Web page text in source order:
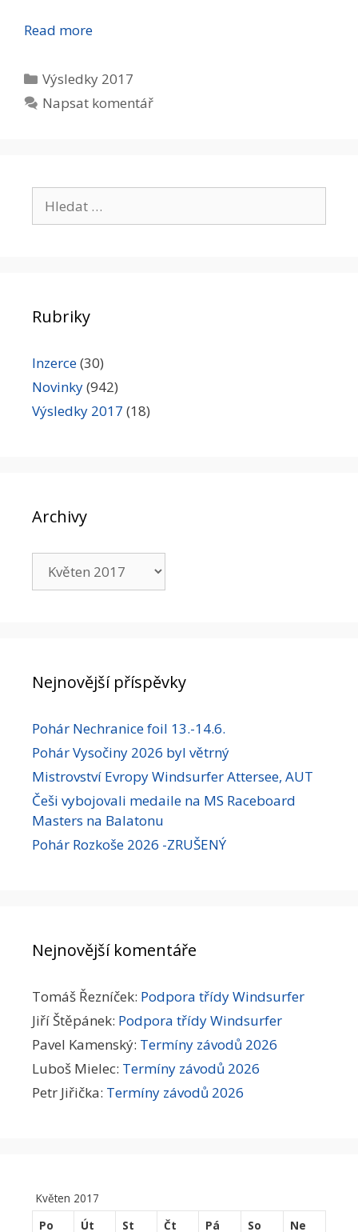
Read more
Rubriky
Výsledky 2017
Napsat komentář
Rubriky
Inzerce(30)
Novinky(942)
Výsledky 2017 (18)
Archivy
Archivy
Nejnovější příspěvky
Pohár Nechranice foil 13.-14.6.
Pohár Vysočiny 2026 byl větrný
Mistrovství Evropy Windsurfer Attersee, AUT
Češi vybojovali medaile na MS Raceboard
Masters na Balatonu
Pohár Rozkoše 2026 -ZRUŠENÝ
Nejnovější komentáře
Tomáš Řezníček: Podpora třídy Windsurfer
Jiří Štěpánek: Podpora třídy Windsurfer
Pavel Kamenský: Termíny závodů 2026
Luboš Mielec: Termíny závodů 2026
Petr Jiřička: Termíny závodů 2026
Květen 2017
Po
Út St Čt Pá So Ne